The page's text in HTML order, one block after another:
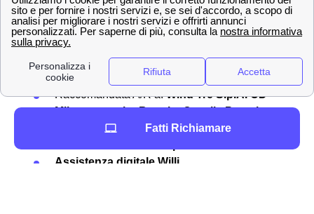
nuove condizioni èsenza penali né costiper i clienti
lamporecchiani. Per comunicare la volontà di recesso si
dovrà utilizzare uno dei seguenti canali:
Servizio clienti Wind-Tre: contattabile al159
PEC all'indirizzo: [email protected]
Raccomandata A/R a:Wind Tre S.p.A. CD
Milano recapito Baggio, Casella Postale
159, 20152 Milano (MI)
Assistenza digitale Willi
Fatti Richiamare